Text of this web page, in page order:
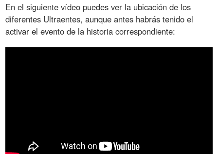
En el siguiente vídeo puedes ver la ubicación de los
diferentes Ultraentes, aunque antes habrás tenido el
activar el evento de la historia correspondiente: